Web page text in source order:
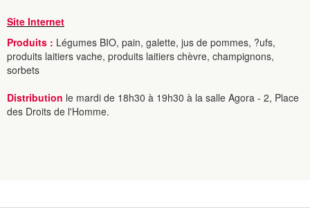
Site Internet
Produits : Légumes BIO, pain, galette, jus de pommes, ?ufs,
produits laitiers vache, produits laitiers chèvre, champignons,
sorbets
Distribution le mardi de 18h30 à 19h30 à la salle Agora - 2, Place
des Droits de l'Homme.